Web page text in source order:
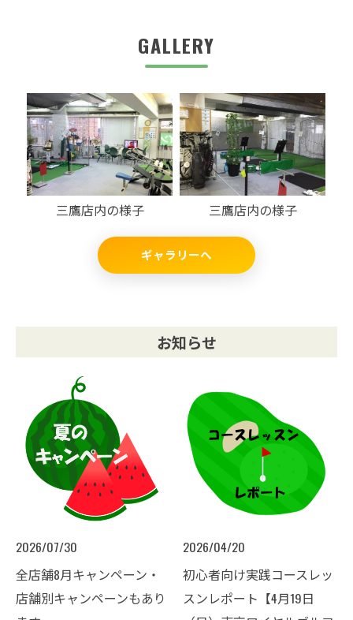
GALLERY
三鷹店内の様子 三鷹店内の様子
ギャラリーへ
お知らせ
2026/07/30
全店舗8月キャンペーン・
店舗別キャンペーンもあり
2026/04/20
初心者向け実践コースレッ
スンレポート【4月19日